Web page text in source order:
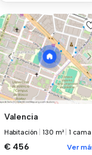
Valencia
Habitación |130 m² |1 cama
€ 456 Ver